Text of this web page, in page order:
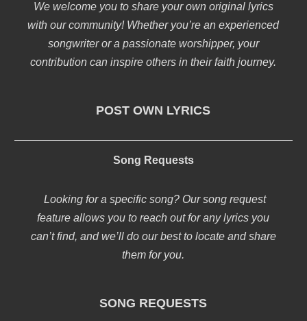
We welcome you to share your own original lyrics
with our community! Whether you’re an experienced
songwriter or a passionate worshipper, your
contribution can inspire others in their faith journey.
POST OWN LYRICS
Song Requests
Looking for a specific song? Our song request
feature allows you to reach out for any lyrics you
can’t find, and we’ll do our best to locate and share
them for you.
SONG REQUESTS